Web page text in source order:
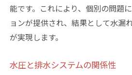
能です。これにより、個別の問題
ョンが提供され、結果として水漏
が実現します。
水圧と排水システムの関係性